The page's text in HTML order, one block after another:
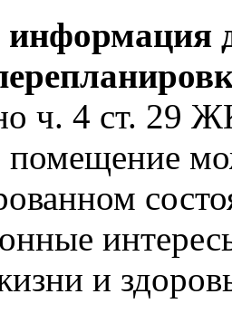
ч. 4 ст. 29
помещение
и